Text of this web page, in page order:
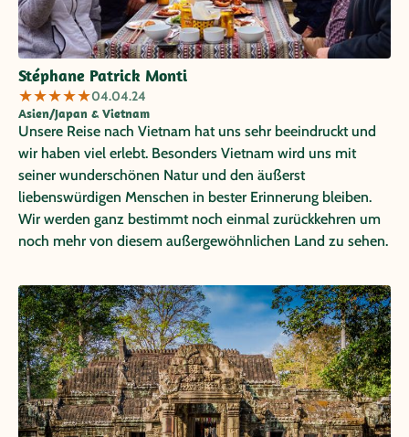
Stéphane Patrick Monti
★★★★★04.04.24
Asien/Japan & Vietnam
Unsere Reise nach Vietnam hat uns sehr beeindruckt und
wir haben viel erlebt. Besonders Vietnam wird uns mit
seiner wunderschönen Natur und den äußerst
liebenswürdigen Menschen in bester Erinnerung bleiben.
Wir werden ganz bestimmt noch einmal zurückkehren um
noch mehr von diesem außergewöhnlichen Land zu sehen.